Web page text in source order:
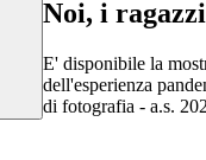
Noi, i
E' disponibile la
dell'esperienza
di fotografia - a.s.